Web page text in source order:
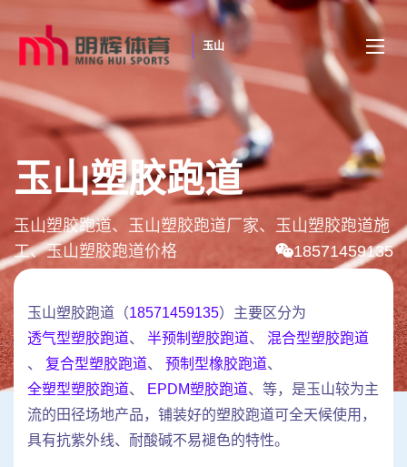
玉山
玉山塑胶跑道
玉山塑胶跑道、玉山塑胶跑道厂家、玉山塑胶跑道施
工、玉山塑胶跑道价格
18571459135
玉山塑胶跑道（18571459135）主要区分为
透气型塑胶跑道、 半预制塑胶跑道、 混合型塑胶跑道
、 复合型塑胶跑道、 预制型橡胶跑道、
全塑型塑胶跑道、 EPDM塑胶跑道、等，是玉山较为主
流的田径场地产品，铺装好的塑胶跑道可全天候使用，
具有抗紫外线、耐酸碱不易褪色的特性。